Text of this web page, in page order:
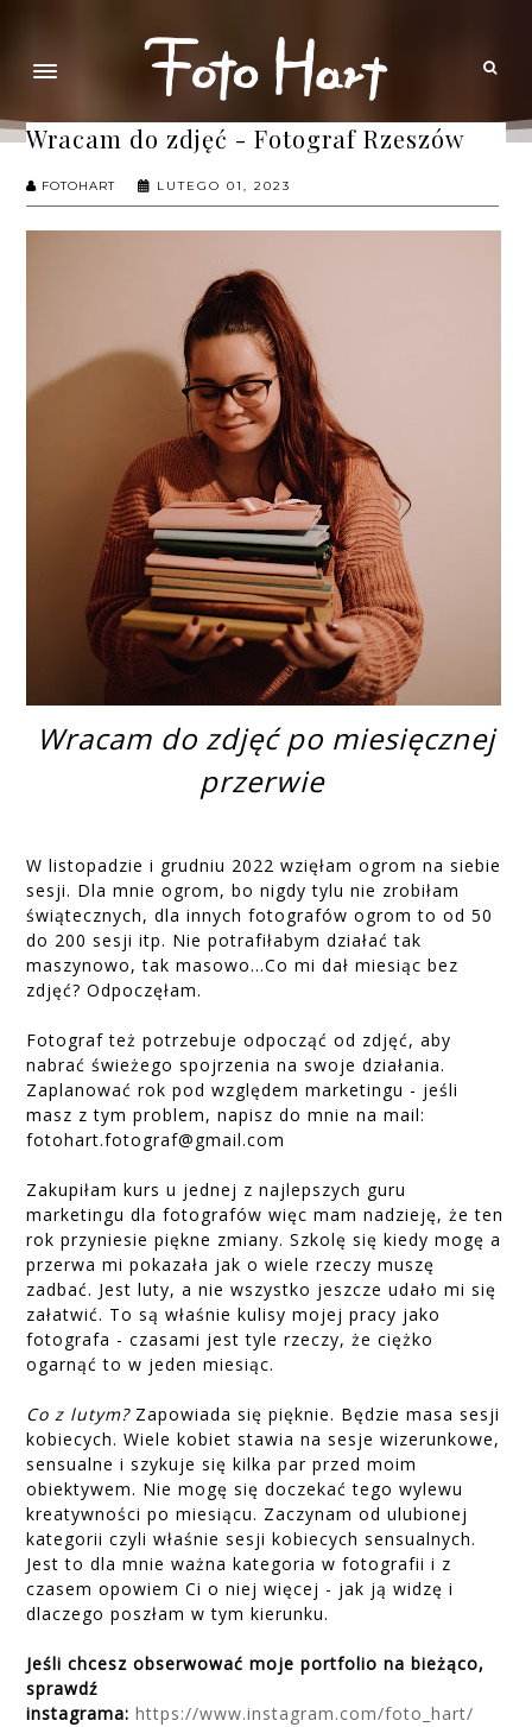
Wracam do zdjęć - Fotograf Rzeszów
FOTOHART LUTEGO 01, 2023
Wracam do zdjęć po miesięcznej
przerwie
W listopadzie i grudniu 2022 wzięłam ogrom na siebie
sesji. Dla mnie ogrom, bo nigdy tylu nie zrobiłam
świątecznych, dla innych fotografów ogrom to od 50
do 200 sesji itp. Nie potrafiłabym działać tak
maszynowo, tak masowo...Co mi dał miesiąc bez
zdjęć? Odpoczęłam.
Fotograf też potrzebuje odpocząć od zdjęć, aby
nabrać świeżego spojrzenia na swoje działania.
Zaplanować rok pod względem marketingu - jeśli
masz z tym problem, napisz do mnie na mail:
fotohart.fotograf@gmail.com
Zakupiłam kurs u jednej z najlepszych guru
marketingu dla fotografów więc mam nadzieję, że ten
rok przyniesie piękne zmiany. Szkolę się kiedy mogę a
przerwa mi pokazała jak o wiele rzeczy muszę
zadbać. Jest luty, a nie wszystko jeszcze udało mi się
załatwić. To są właśnie kulisy mojej pracy jako
fotografa - czasami jest tyle rzeczy, że ciężko
ogarnąć to w jeden miesiąc.
Co z lutym?Zapowiada się pięknie. Będzie masa sesji
kobiecych. Wiele kobiet stawia na sesje wizerunkowe,
sensualne i szykuje się kilka par przed moim
obiektywem. Nie mogę się doczekać tego wylewu
kreatywności po miesiącu. Zaczynam od ulubionej
kategorii czyli właśnie sesji kobiecych sensualnych.
Jest to dla mnie ważna kategoria w fotografii i z
czasem opowiem Ci o niej więcej - jak ją widzę i
dlaczego poszłam w tym kierunku.
Jeśli chcesz obserwować moje portfolio na bieżąco,
sprawdź
instagrama: https://www.instagram.com/foto_hart/